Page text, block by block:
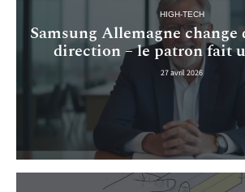
HIGH-TECH
Samsung Allemagne change
direction – le patron fait
27 avril 2026